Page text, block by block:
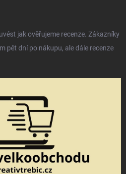
jak ověřujeme recenze. Zákazníky
pět dní po nákupu, ale dále recenze